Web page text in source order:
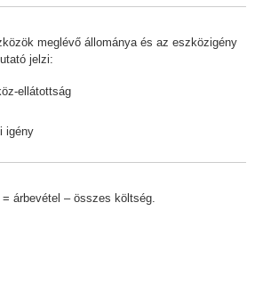
meglévő állománya és az eszközigény
jelzi:
ellátottság
igény
= árbevétel – összes költség.